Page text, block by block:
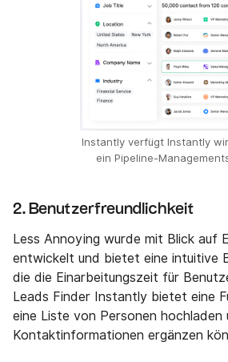
Instantly verfügt Instantly
ein Pipeline-
2. Benutzerfreundlichkeit
Less Annoying wurde mit Blick auf
entwickelt und bietet eine intuitive
die die Einarbeitungszeit für
Leads Finder Instantly bietet eine
eine Liste von Personen hochladen
Kontaktinformationen ergänzen